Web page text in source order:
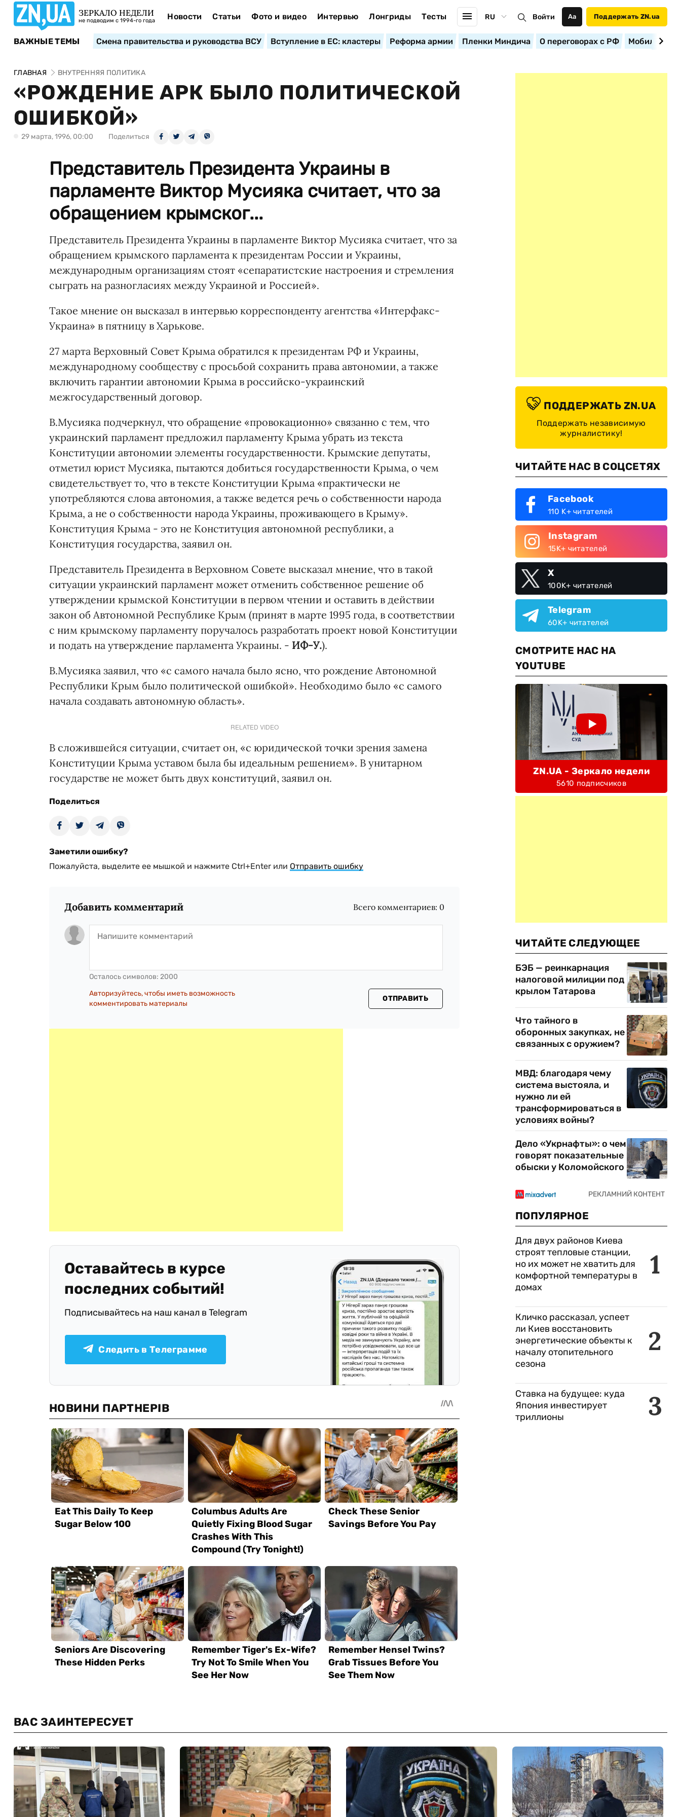
ЗЕРКАЛО НЕДЕЛИ
не подводим с 1994-го года Новости Статьи Фото и видео Интервью Лонгриды Тесты RU Войти Аа Поддержать ZN.ua
ВАЖНЫЕ ТЕМЫ Смена правительства и руководства ВСУ Вступление в ЕС: кластеры Реформа армии Пленки Миндича О переговорах с РФ
ГЛАВНАЯ ВНУТРЕННЯЯ ПОЛИТИКА
«РОЖДЕНИЕ АРК БЫЛО ПОЛИТИЧЕСКОЙ
ОШИБКОЙ»
29 марта, 1996, 00:00 Поделиться
Представитель Президента Украины в
парламенте Виктор Мусияка считает, что за
обращением крымског...
Представитель Президента Украины в парламенте Виктор Мусияка считает, что за
обращением крымского парламента к президентам России и Украины,
международным организациям стоят «сепаратистские настроения и стремления
сыграть на разногласиях между Украиной и Россией».
Такое мнение он высказал в интервью корреспонденту агентства «Интерфакс-
Украина» в пятницу в Харькове.
27 марта Верховный Совет Крыма обратился к президентам РФ и Украины,
международному сообществу с просьбой сохранить права автономии, а также
включить гарантии автономии Крыма в российско-украинский
межгосударственный договор.
В.Мусияка подчеркнул, что обращение «провокационно» связанно с тем, что
украинский парламент предложил парламенту Крыма убрать из текста
Конституции автономии элементы государственности. Крымские депутаты,
отметил юрист Мусияка, пытаются добиться государственности Крыма, о чем
свидетельствует то, что в тексте Конституции Крыма «практически не
употребляются слова автономия, а также ведется речь о собственности народа
Крыма, а не о собственности народа Украины, проживающего в Крыму».
Конституция Крыма - это не Конституция автономной республики, а
Конституция государства, заявил он.
Представитель Президента в Верховном Совете высказал мнение, что в такой
ситуации украинский парламент может отменить собственное решение об
утверждении крымской Конституции в первом чтении и оставить в действии
закон об Автономной Республике Крым (принят в марте 1995 года, в соответствии
с ним крымскому парламенту поручалось разработать проект новой Конституции
и подать на утверждение парламента Украины. - ИФ-У.).
В.Мусияка заявил, что «с самого начала было ясно, что рождение Автономной
Республики Крым было политической ошибкой». Необходимо было «с самого
начала создавать автономную область».
RELATED VIDEO
В сложившейся ситуации, считает он, «с юридической точки зрения замена
Конституции Крыма уставом была бы идеальным решением». В унитарном
государстве не может быть двух конституций, заявил он.
Поделиться
Заметили ошибку?
Пожалуйста, выделите ее мышкой и нажмите Ctrl+Enter или Отправить ошибку
Добавить комментарий Всего комментариев: 0
Осталось символов: 2000
Авторизуйтесь, чтобы иметь возможность
комментировать материалы
ОТПРАВИТЬ
Оставайтесь в курсе
последних событий!
Подписывайтесь на наш канал в Telegram
Следить в Телеграмме
ПОДДЕРЖАТЬ ZN.UA
Поддержать независимую
журналистику!
ЧИТАЙТЕ НАС В СОЦСЕТЯХ
Facebook
110 K+ читателей
Instagram
15K+ читателей
X
100K+ читателей
Telegram
60K+ читателей
СМОТРИТЕ НАС НА
YOUTUBE
ZN.UA - Зеркало недели
5610 подписчиков
ЧИТАЙТЕ СЛЕДУЮЩЕЕ
БЭБ — реинкарнация
налоговой милиции под
крылом Татарова
Что тайного в
оборонных закупках, не
связанных с оружием?
МВД: благодаря чему
система выстояла, и
нужно ли ей
трансформироваться в
условиях войны?
Дело «Укрнафты»: о чем
говорят показательные
обыски у Коломойского
ПОПУЛЯРНОЕ
1
Для двух районов Киева
строят тепловые станции,
но их может не хватить для
комфортной температуры в
домах
2
Кличко рассказал, успеет
ли Киев восстановить
энергетические объекты к
началу отопительного
сезона
3
Ставка на будущее: куда
Япония инвестирует
триллионы
ВАС ЗАИНТЕРЕСУЕТ